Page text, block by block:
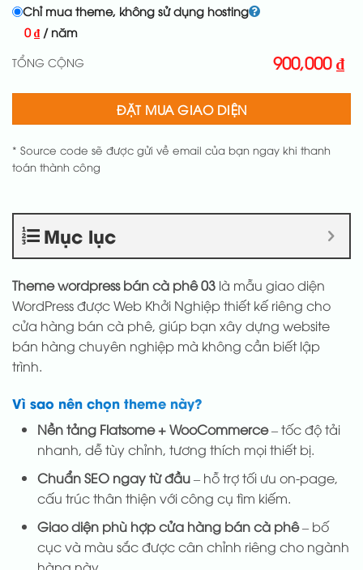
Chỉ mua theme, không sử dụng hosting
0₫ / năm
TỔNG CỘNG
900,000₫
ĐẶT MUA GIAO DIỆN
* Source code sẽ được gửi về email của bạn ngay khi thanh
toán thành công
Mục lục
Theme wordpress bán cà phê 03 là mẫu giao diện
WordPress được Web Khởi Nghiệp thiết kế riêng cho
cửa hàng bán cà phê, giúp bạn xây dựng website
bán hàng chuyên nghiệp mà không cần biết lập
trình.
Vì sao nên chọn theme này?
Nền tảng Flatsome + WooCommerce– tốc độ tải
nhanh, dễ tùy chỉnh, tương thích mọi thiết bị.
Chuẩn SEO ngay từ đầu– hỗ trợ tối ưu on-page,
cấu trúc thân thiện với công cụ tìm kiếm.
Giao diện phù hợp cửa hàng bán cà phê– bố
cục và màu sắc được cân chỉnh riêng cho ngành
hàng này.